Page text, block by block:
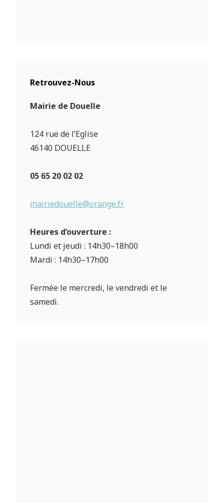
Retrouvez-Nous
Mairie de Douelle
124 rue de l’Eglise
46140 DOUELLE
05 65 20 02 02
mairiedouelle@orange.fr
Heures d’ouverture :
Lundi et jeudi : 14h30–18h00
Mardi : 14h30–17h00
Fermée le mercredi, le vendredi et le
samedi.